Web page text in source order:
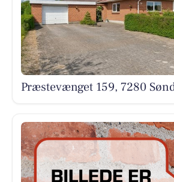
Præstevænget 159, 7280